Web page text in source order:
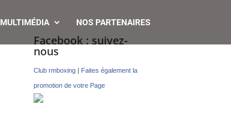
MULTIMÉDIA NOS PARTENAIRES
Facebook : suivez-
nous
Club rmboxing | Faites également la
promotion de votre Page